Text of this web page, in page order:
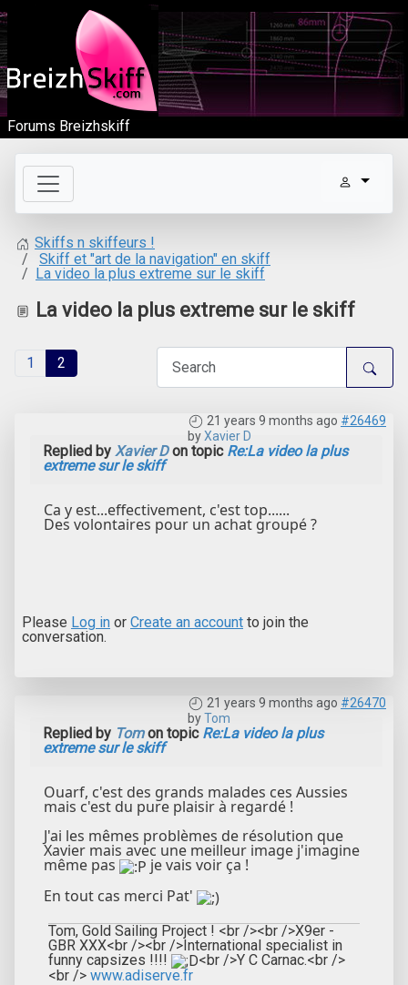
Forums Breizhskiff
Skiffs n skiffeurs !
Skiff et "art de la navigation" en skiff
La video la plus extreme sur le skiff
La video la plus extreme sur le skiff
1 2
21 years 9 months ago #26469
byXavier D
Replied by Xavier Don topic Re:La video la plus
extreme sur le skiff
Ca y est...effectivement, c'est top......
Des volontaires pour un achat groupé ?
Please Log in or Create an account to join the
conversation.
21 years 9 months ago #26470
byTom
Replied by Tomon topic Re:La video la plus
extreme sur le skiff
Ouarf, c'est des grands malades ces Aussies
mais c'est du pure plaisir à regardé !
J'ai les mêmes problèmes de résolution que
Xavier mais avec une meilleur image j'imagine
même pas
je vais voir ça !
En tout cas merci Pat'
Tom, Gold Sailing Project ! <br /><br />X9er -
GBR XXX<br /><br />International specialist in
funny capsizes !!!!
<br />Y C Carnac.<br />
<br /> www.adiserve.fr